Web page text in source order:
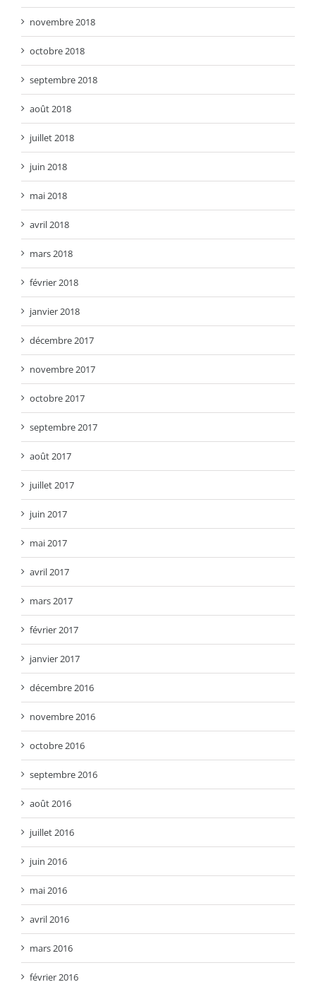
novembre 2018
octobre 2018
septembre 2018
août 2018
juillet 2018
juin 2018
mai 2018
avril 2018
mars 2018
février 2018
janvier 2018
décembre 2017
novembre 2017
octobre 2017
septembre 2017
août 2017
juillet 2017
juin 2017
mai 2017
avril 2017
mars 2017
février 2017
janvier 2017
décembre 2016
novembre 2016
octobre 2016
septembre 2016
août 2016
juillet 2016
juin 2016
mai 2016
avril 2016
mars 2016
février 2016